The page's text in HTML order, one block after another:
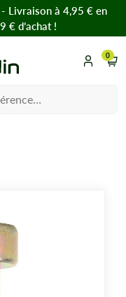
Livraison à 4,95 € en
€ d’achat !
0